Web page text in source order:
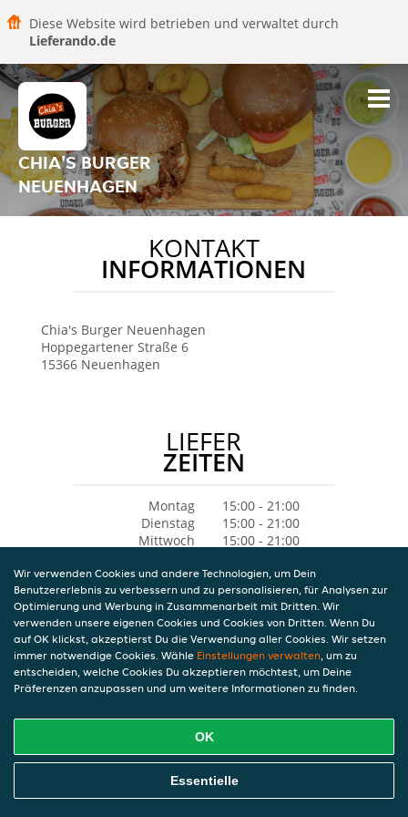
Diese Website wird betrieben und verwaltet durch
Lieferando.de
CHIA'S BURGER
NEUENHAGEN
KONTAKT
INFORMATIONEN
Chia's Burger Neuenhagen
Hoppegartener Straße 6
15366 Neuenhagen
LIEFER
ZEITEN
Montag
15:00 - 21:00
Dienstag
15:00 - 21:00
Mittwoch
15:00 - 21:00
Freitag
11:00 - 21:00
Samstag
11:00 - 21:00
Sonntag
11:00 - 21:00
Wir verwenden Cookies und andere Technologien, um Dein
Benutzererlebnis zu verbessern und zu personalisieren, für Analysen zur
Optimierung und Werbung in Zusammenarbeit mit Dritten. Wir
verwenden unsere eigenen Cookies und Cookies von Dritten. Wenn Du
auf OK klickst, akzeptierst Du die Verwendung aller Cookies. Wir setzen
immer notwendige Cookies. Wähle Einstellungen verwalten, um zu
entscheiden, welche Cookies Du akzeptieren möchtest, um Deine
Präferenzen anzupassen und um weitere Informationen zu finden.
OK
Essentielle